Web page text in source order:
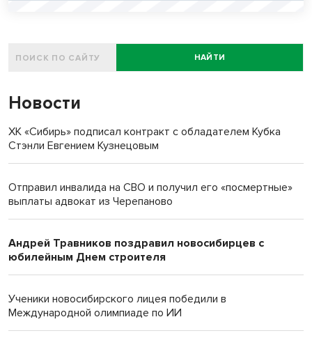
НАЙТИ
Новости
ХК «Сибирь» подписал контракт с обладателем Кубка
Стэнли Евгением Кузнецовым
Отправил инвалида на СВО и получил его «посмертные»
выплаты адвокат из Черепаново
Андрей Травников поздравил новосибирцев с
юбилейным Днем строителя
Ученики новосибирского лицея победили в
Международной олимпиаде по ИИ